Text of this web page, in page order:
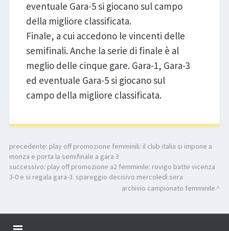
eventuale Gara-5 si giocano sul campo
della migliore classificata.
Finale, a cui accedono le vincenti delle
semifinali. Anche la serie di finale è al
meglio delle cinque gare. Gara-1, Gara-3
ed eventuale Gara-5 si giocano sul
campo della migliore classificata.
precedente: play off promozione femminili: il club italia si impone a
monza e porta la semifinale a gara 3
successivo: play off promozione a2 femminile: rovigo batte vicenza
3-0 e si regala gara-3. spareggio decisivo mercoledì sera
archivio campionato femminile